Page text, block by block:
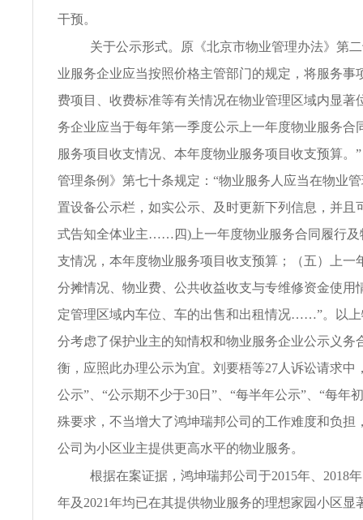
干预。
关于公示形式。原《北京市物业管理办法》第
业服务企业应当按照价格主管部门的规定，将服务事
费项目、收费标准等有关情况在物业管理区域内显著
务企业应当于每年第一季度公示上一年度物业服务合
服务项目收支情况、本年度物业服务项目收支预算。
管理条例》第七十条规定：“物业服务人应当在物业
置设备公示栏，如实公示、及时更新下列信息，并且
式告知全体业主……四)上一年度物业服务合同履行及
支情况，本年度物业服务项目收支预算；（五）上一
分摊情况、物业费、公共收益收支与专维修资金使
定管理区域内车位、车的出售和出租情况……”。以
分考虑了保护业主的知情权和物业服务企业公示义务
衡，应照此办理公示为宜。刘要梧等27人诉讼请求中
公示”、“公示期不少于30日”、“每半年公示”、“每年
殊要求，不当增大了鸿坤瑞邦公司的工作难度和负担
公司为小区业主提供更高水平的物业服务。
根据在案证据，鸿坤瑞邦公司于2015年、2018
年及2021年均已在其提供物业服务的理想家园小区显